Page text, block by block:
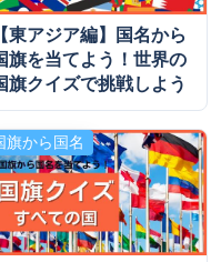
【東アジア編】国名から
旗を当てよう！世界の
旗クイズで挑戦しよう
旗から国名